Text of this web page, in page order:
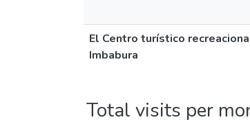
El Centro turístico
Imbabura
Total visits per